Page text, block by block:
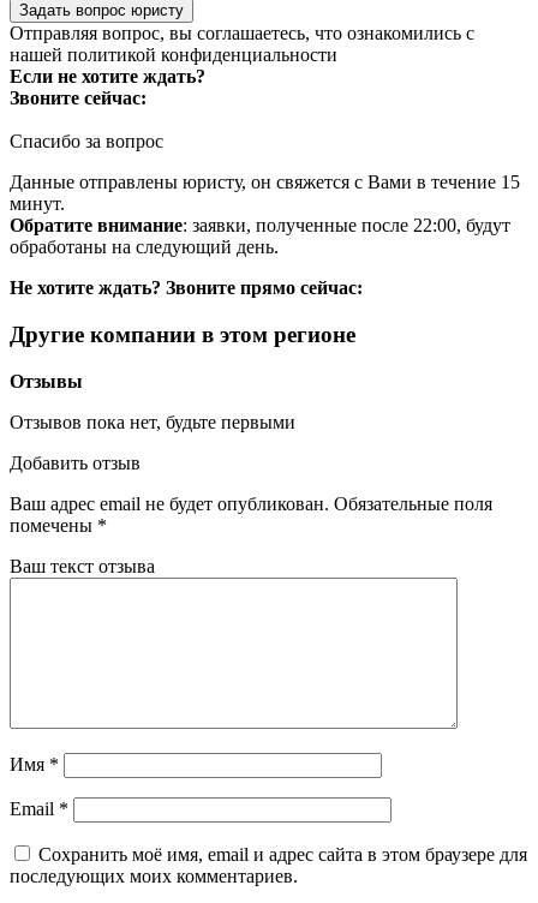
Задать вопрос юристу
Отправляя вопрос, вы соглашаетесь, что ознакомились с
нашей политикой конфиденциальности
Если не хотите ждать?
Звоните сейчас:
Спасибо за вопрос
Данные отправлены юристу, он свяжется с Вами в течение 15
минут.
Обратите внимание: заявки, полученные после 22:00, будут
обработаны на следующий день.
Не хотите ждать? Звоните прямо сейчас:
Другие компании в этом регионе
Отзывы
Отзывов пока нет, будьте первыми
Добавить отзыв
Ваш адрес email не будет опубликован. Обязательные поля
помечены *
Ваш текст отзыва
Имя *
Email *
Сохранить моё имя, email и адрес сайта в этом браузере для
последующих моих комментариев.